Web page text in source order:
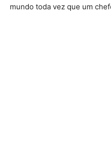
mundo toda vez que um